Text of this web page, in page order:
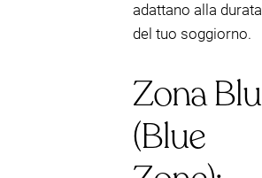
adattano alla durata
del tuo soggiorno.
Zona Blu
(Blue